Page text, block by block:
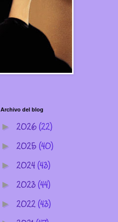
Archivo del blog
► 2026(22)
► 2025(40)
► 2024(43)
► 2023(44)
► 2022(43)